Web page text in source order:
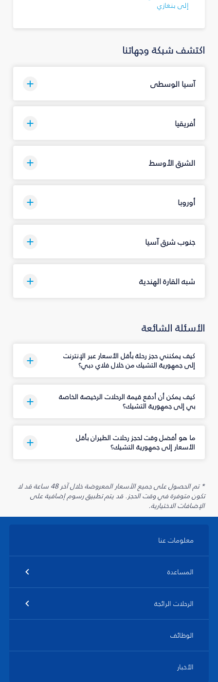
إلى بنغازي
اكتشف شبكة وجهاتنا
آسيا الوسطى
أفريقيا
الشرق الأوسط
أوروبا
جنوب شرق آسيا
شبه القارة الهندية
الأسئلة الشائعة
كيف يمكنني حجز رحلة بأقل الأسعار عبر الإنترنت
إلى جمهورية التشيك من خلال فلاي دبي؟
كيف يمكن أن أدفع قيمة الرحلات الرخيصة الخاصة
بي إلى جمهورية التشيك؟
ما هو أفضل وقت لحجز رحلات الطيران بأقل
الأسعار إلى جمهورية التشيك؟
* تم الحصول على جميع الأسعار المعروضة خلال آخر 48 ساعة قد لا
تكون متوفرة في وقت الحجز. قد يتم تطبيق رسوم إضافية على
الإضافات الاختيارية.
معلومات عنا
المساعدة
الرحلات الرائجة
الوظائف
الأخبار